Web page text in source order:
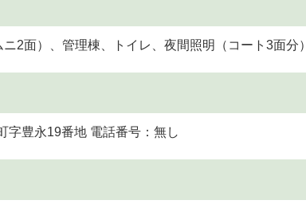
2面）、管理棟、トイレ、夜間照明（コート3面分）
字豊永19番地 電話番号：無し